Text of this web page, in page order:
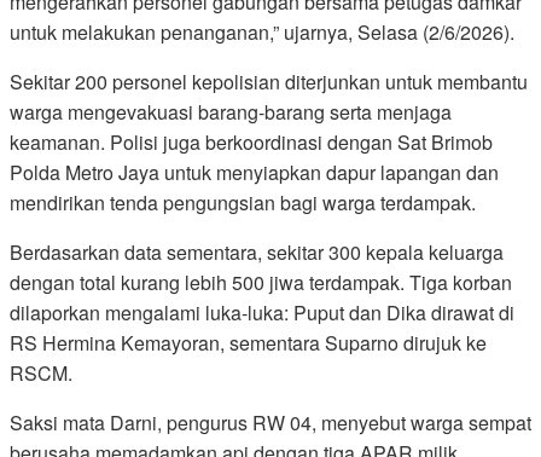
untuk melakukan penanganan,” ujarnya, Selasa (2/6/2026).
Sekitar 200 personel kepolisian diterjunkan untuk membantu
warga mengevakuasi barang-barang serta menjaga
keamanan. Polisi juga berkoordinasi dengan Sat Brimob
Polda Metro Jaya untuk menyiapkan dapur lapangan dan
mendirikan tenda pengungsian bagi warga terdampak.
Berdasarkan data sementara, sekitar 300 kepala keluarga
dengan total kurang lebih 500 jiwa terdampak. Tiga korban
dilaporkan mengalami luka-luka: Puput dan Dika dirawat di
RS Hermina Kemayoran, sementara Suparno dirujuk ke
RSCM.
Saksi mata Darni, pengurus RW 04, menyebut warga sempat